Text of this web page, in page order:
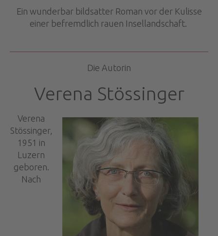
Ein wunderbar bildsatter Roman vor der Kulisse
einer befremdlich rauen Insellandschaft.
Die Autorin
Verena Stössinger
Verena
Stössinger,
1951 in
Luzern
geboren.
Nach